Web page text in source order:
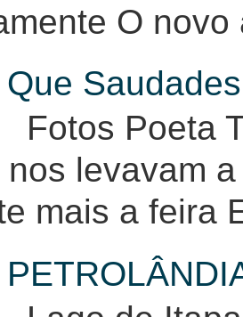
O
Que
Fotos Poeta
nos levavam
mais a feira